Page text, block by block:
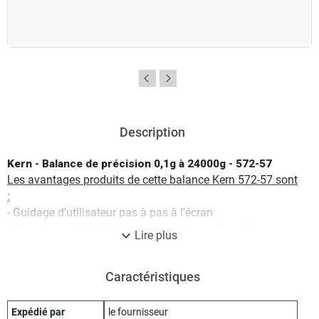
Description
Kern - Balance de précision 0,1g à 24000g - 572-57
Les avantages produits de cette balance Kern 572-57 sont
:
- Guidage d'utilisateur pas à pas à l'écran
- Comptage précis: L'optimisation automatique de
référence améliore progressivement la valeur moyenne du
- Déduction numérique de la tare pour un poids de
- Unités de pesée librement programmables, p. ex.
expand_more Lire plus
Caractéristiques
Expédié par le fournisseur